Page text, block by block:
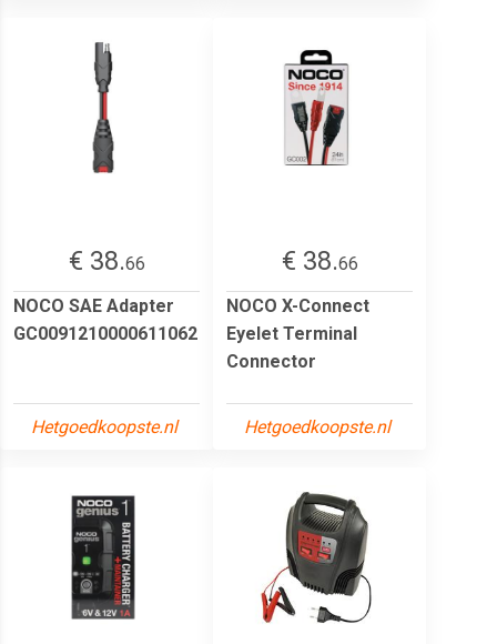
€ 38.66
NOCO SAE Adapter
GC0091210000611062
Hetgoedkoopste.nl
€ 38.66
NOCO X-Connect
Eyelet Terminal
Connector
Hetgoedkoopste.nl